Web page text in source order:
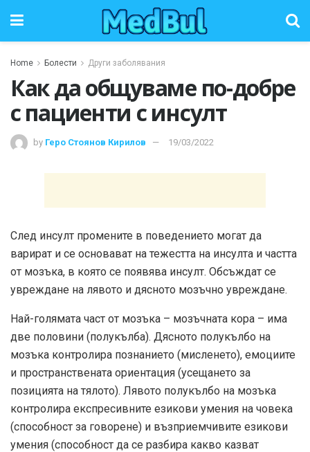
Home Болести Други заболявания
Как да общуваме по-добре
с пациенти с инсулт
by Геро Стоянов Кирилов 19/03/2022
След инсулт промените в поведението могат да
варират и се основават на тежестта на инсулта и частта
от мозъка, в която се появява инсулт. Обсъждат се
увреждане на лявото и дясното мозъчно увреждане.
Най-голямата част от мозъка – мозъчната кора – има
две половини (полукълба). Дясното полукълбо на
мозъка контролира познанието (мисленето), емоциите
и пространствената ориентация (усещането за
позицията на тялото). Лявото полукълбо на мозъка
контролира експресивните езикови умения на човека
(способност за говорене) и възприемчивите езикови
умения (способност да се разбира какво казват